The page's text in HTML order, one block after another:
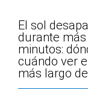
El sol
durante más
minutos:
cuándo ver
más largo